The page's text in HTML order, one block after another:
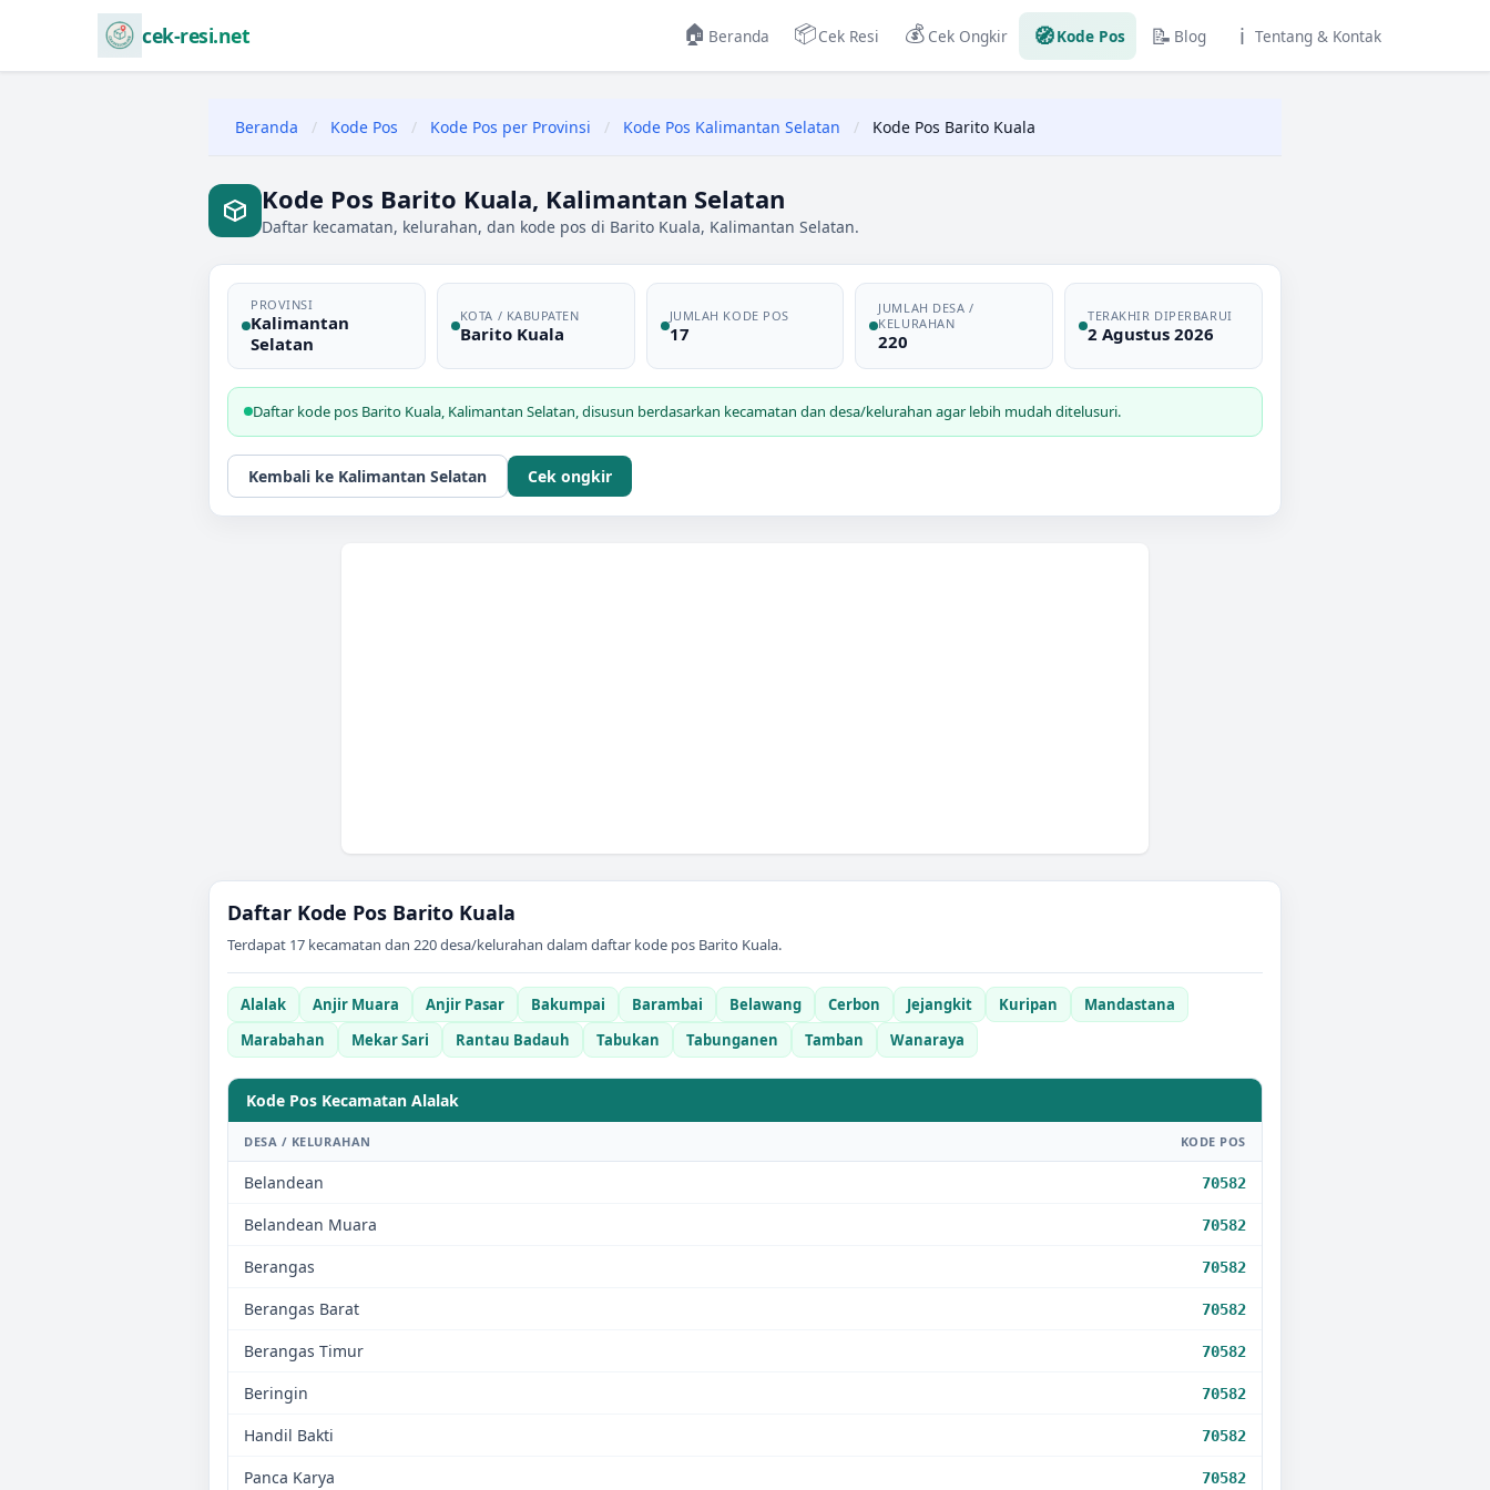
cek-resi.net 🏠 Beranda 📦Cek Resi 💰 Cek Ongkir 🧭Kode Pos 📝 Blog ℹ️ Tentang & Kontak
Beranda / Kode Pos / Kode Pos per Provinsi / Kode Pos Kalimantan Selatan / Kode Pos Barito Kuala
Kode Pos Barito Kuala, Kalimantan Selatan
Daftar kecamatan, kelurahan, dan kode pos di Barito Kuala, Kalimantan Selatan.
PROVINSI
Kalimantan
Selatan
KOTA / KABUPATEN
Barito Kuala
JUMLAH KODE POS
17
JUMLAH DESA /
KELURAHAN
220
TERAKHIR DIPERBARUI
2 Agustus 2026
Daftar kode pos Barito Kuala, Kalimantan Selatan, disusun berdasarkan kecamatan dan desa/kelurahan agar lebih mudah ditelusuri.
Kembali ke Kalimantan Selatan Cek ongkir
Daftar Kode Pos Barito Kuala
Terdapat 17 kecamatan dan 220desa/kelurahan dalam daftar kode pos Barito Kuala.
Alalak Anjir Muara Anjir Pasar Bakumpai Barambai Belawang Cerbon Jejangkit Kuripan
Mandastana
Marabahan
Mekar Sari Rantau Badauh Tabukan Tabunganen Tamban Wanaraya
Kode Pos Kecamatan Alalak
DESA / KELURAHAN KODE POS
Belandean 70582
Belandean Muara 70582
Berangas 70582
Berangas Barat 70582
Berangas Timur 70582
Beringin 70582
Handil Bakti 70582
Panca Karya 70582